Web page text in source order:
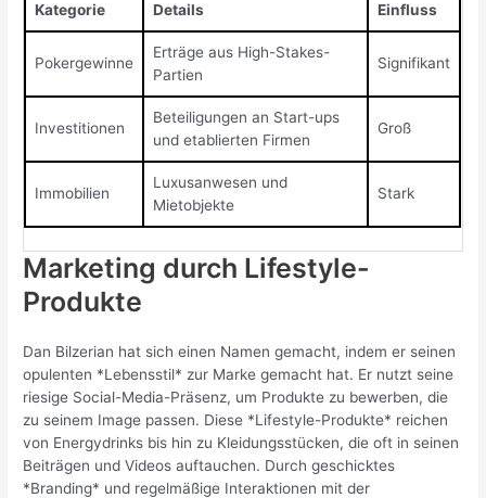
Kategorie Details Einfluss
Pokergewinne
Erträge aus High-Stakes-
Partien
Signifikant
Investitionen
Beteiligungen an Start-ups
und etablierten Firmen
Groß
Immobilien
Luxusanwesen und
Mietobjekte
Stark
Marketing durch Lifestyle-
Produkte
Dan Bilzerian hat sich einen Namen gemacht, indem er seinen
opulenten *Lebensstil* zur Marke gemacht hat. Er nutzt seine
riesige Social-Media-Präsenz, um Produkte zu bewerben, die
zu seinem Image passen. Diese *Lifestyle-Produkte* reichen
von Energydrinks bis hin zu Kleidungsstücken, die oft in seinen
Beiträgen und Videos auftauchen. Durch geschicktes
*Branding* und regelmäßige Interaktionen mit der